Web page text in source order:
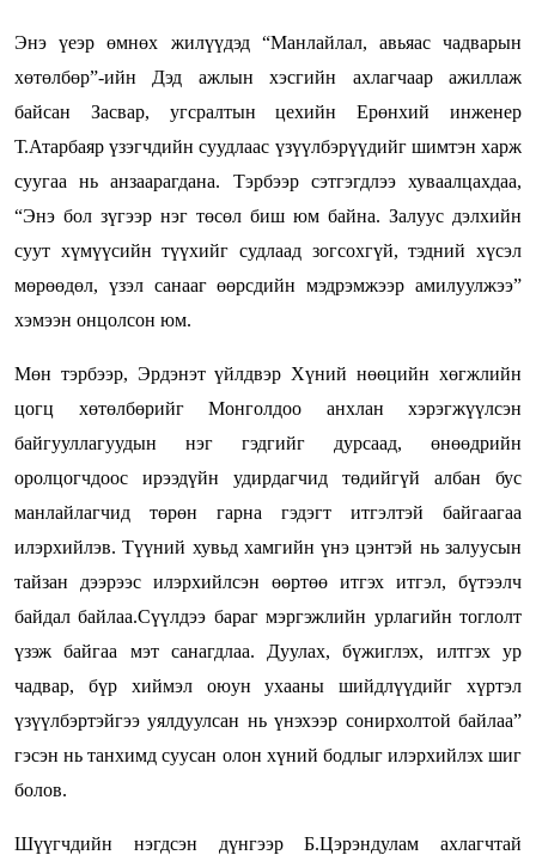
Энэ үеэр өмнөх жилүүдэд “Манлайлал, авьяас чадварын
хөтөлбөр”-ийн Дэд ажлын хэсгийн ахлагчаар ажиллаж
байсан Засвар, угсралтын цехийн Ерөнхий инженер
Т.Атарбаяр үзэгчдийн суудлаас үзүүлбэрүүдийг шимтэн харж
суугаа нь анзаарагдана. Тэрбээр сэтгэгдлээ хуваалцахдаа,
“Энэ бол зүгээр нэг төсөл биш юм байна. Залуус дэлхийн
суут хүмүүсийн түүхийг судлаад зогсохгүй, тэдний хүсэл
мөрөөдөл, үзэл санааг өөрсдийн мэдрэмжээр амилуулжээ”
хэмээн онцолсон юм.
Мөн тэрбээр, Эрдэнэт үйлдвэр Хүний нөөцийн хөгжлийн
цогц хөтөлбөрийг Монголдоо анхлан хэрэгжүүлсэн
байгууллагуудын нэг гэдгийг дурсаад, өнөөдрийн
оролцогчдоос ирээдүйн удирдагчид төдийгүй албан бус
манлайлагчид төрөн гарна гэдэгт итгэлтэй байгаагаа
илэрхийлэв. Түүний хувьд хамгийн үнэ цэнтэй нь залуусын
тайзан дээрээс илэрхийлсэн өөртөө итгэх итгэл, бүтээлч
байдал байлаа.Сүүлдээ бараг мэргэжлийн урлагийн тоглолт
үзэж байгаа мэт санагдлаа. Дуулах, бүжиглэх, илтгэх ур
чадвар, бүр хиймэл оюун ухааны шийдлүүдийг хүртэл
үзүүлбэртэйгээ уялдуулсан нь үнэхээр сонирхолтой байлаа”
гэсэн нь танхимд суусан олон хүний бодлыг илэрхийлэх шиг
болов.
Шүүгчдийн нэгдсэн дүнгээр Б.Цэрэндулам ахлагчтай